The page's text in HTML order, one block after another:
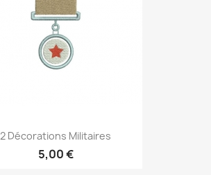
2 Décorations Militaires
5,00 €